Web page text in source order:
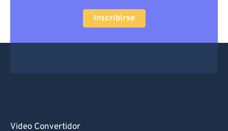
Inscribirse
Video Convertidor